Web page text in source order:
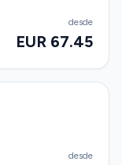
desde
EUR 67.45
desde